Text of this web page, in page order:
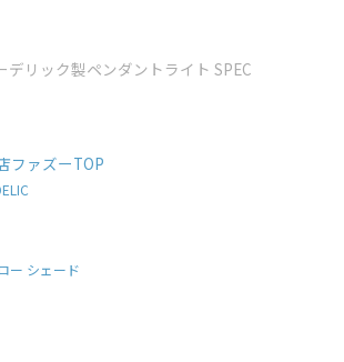
デリック製ペンダントライト SPEC
ファズーTOP
ー シェード